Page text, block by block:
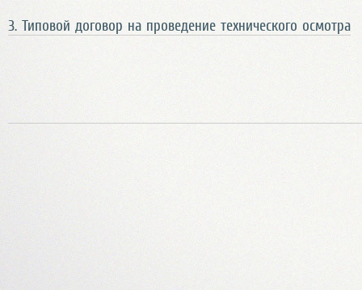
3. Типовой договор на проведение технического осмотра